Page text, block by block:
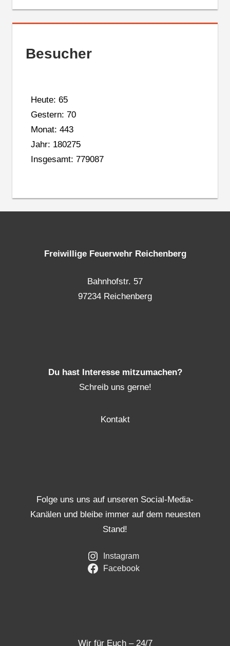
Besucher
Heute: 65
Gestern: 70
Monat: 443
Jahr: 180275
Insgesamt: 779087
Freiwillige Feuerwehr Reichenberg
Bahnhofstr. 57
97234 Reichenberg
Du hast Interesse mitzumachen?
Schreib uns gerne!
Kontakt
Folge uns uns auf unseren Social-Media-
Kanälen und bleibe immer auf dem neuesten
Stand!
Instagram
Facebook
Wir für Euch – 24/7